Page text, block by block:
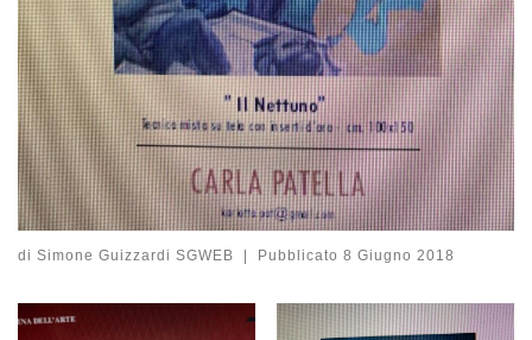
di Simone Guizzardi SGWEB Pubblicato 8 Giugno 2018